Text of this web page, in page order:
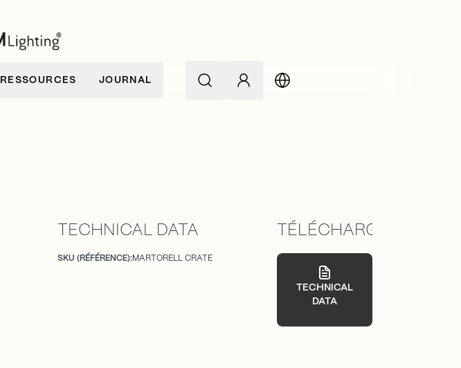
RESSOURCES JOURNAL
TECHNICAL DATA
SKU (RÉFÉRENCE):MARTORELL CRATE
TÉLÉCHARGEMENTS
TECHNICAL
DATA